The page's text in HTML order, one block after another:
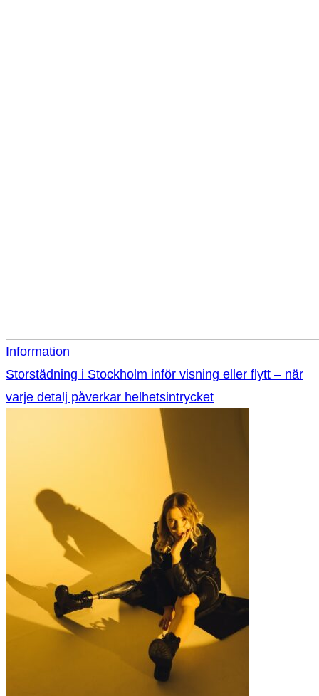
Information
Storstädning i Stockholm inför visning eller flytt – när
varje detalj påverkar helhetsintrycket